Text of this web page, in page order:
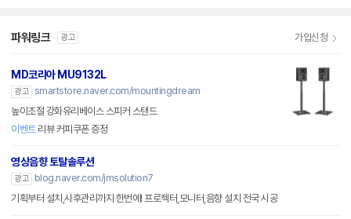
파워링크 광고 가입신청
MD코리아 MU9132L
광고 smartstore.naver.com/mountingdream
높이조절 강화유리베이스 스피커 스탠드
이벤트리뷰 커피쿠폰 증정
영상음향 토탈솔루션
광고
blog.naver.com/jmsolution7
기획부터 설치,사후관리까지 한번에! 프로젝터,모니터,음향 설치 전국 시공